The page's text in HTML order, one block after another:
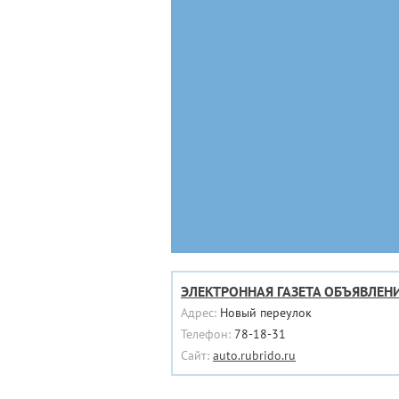
ЭЛЕКТРОННАЯ ГАЗЕТА
Адрес: Новый переулок
Телефон: 78-18-31
Сайт: auto.rubrido.ru